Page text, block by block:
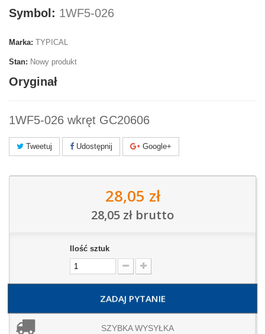
Symbol: 1WF5-026
Marka: TYPICAL
Stan: Nowy produkt
Oryginał
1WF5-026 wkręt GC20606
Tweetuj Udostępnij Google+
28,05 zł
28,05 zł brutto
Ilość sztuk
ZADAJ PYTANIE
SZYBKA WYSYŁKA